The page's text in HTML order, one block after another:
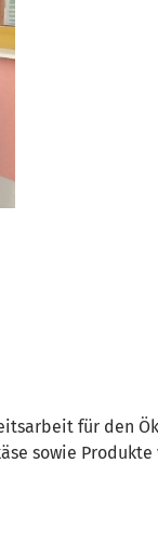
für den
sowie